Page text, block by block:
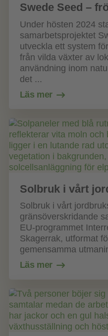
Swede Seed –
Under hösten 2024
samarbetsprojektet
utveckla ett system
från vilda växter av
användning inom
det ...
Läs mer
Solbruk i vårt
Solbruk i vårt
gränsöverskridande
EU-programmet
Skagerrak, utformat
gemensamma
Läs mer